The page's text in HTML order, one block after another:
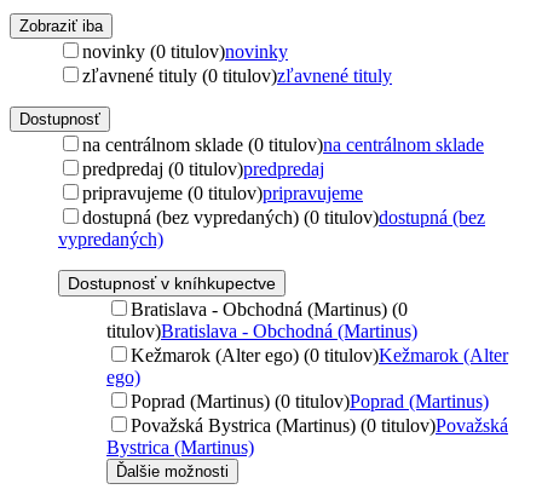
Zobraziť iba
novinky (0 titulov)novinky
zľavnené tituly (0 titulov)zľavnené tituly
Dostupnosť
na centrálnom sklade (0 titulov)na centrálnom sklade
predpredaj (0 titulov)predpredaj
pripravujeme (0 titulov)pripravujeme
dostupná (bez vypredaných) (0 titulov)dostupná (bez
vypredaných)
Dostupnosť v kníhkupectve
Bratislava - Obchodná (Martinus) (0
titulov)Bratislava - Obchodná (Martinus)
Kežmarok (Alter ego) (0 titulov)Kežmarok (Alter
ego)
Poprad (Martinus) (0 titulov)Poprad (Martinus)
Považská Bystrica (Martinus) (0 titulov)Považská
Bystrica (Martinus)
Ďalšie možnosti